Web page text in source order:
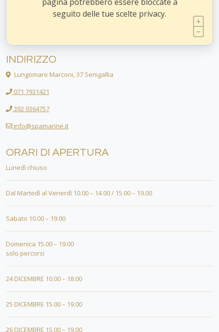
seguito delle tue scelte privacy.
INDIRIZZO
Lungomare Marconi, 37 Senigallia
071 7931421
392 9364757
info@spamarine.it
ORARI DI APERTURA
Lunedì chiuso
Dal Martedì al Venerdì 10.00 – 14.00 / 15.00 – 19.00
Sabato 10.00 – 19.00
Domenica 15.00 – 19.00
solo percorsi
24 DICEMBRE 10.00 – 18.00
25 DICEMBRE 15.00 – 19.00
26 DICEMBRE 15.00 – 19.00